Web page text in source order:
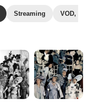
Streaming VOD,